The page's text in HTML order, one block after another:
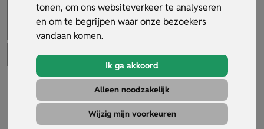
tonen, om ons websiteverkeer te analyseren
en om te begrijpen waar onze bezoekers
vandaan komen.
Ik ga akkoord
Alleen noodzakelijk
Wijzig mijn voorkeuren
Winkelwagenmuntenhouder
Artikelnummer:20491